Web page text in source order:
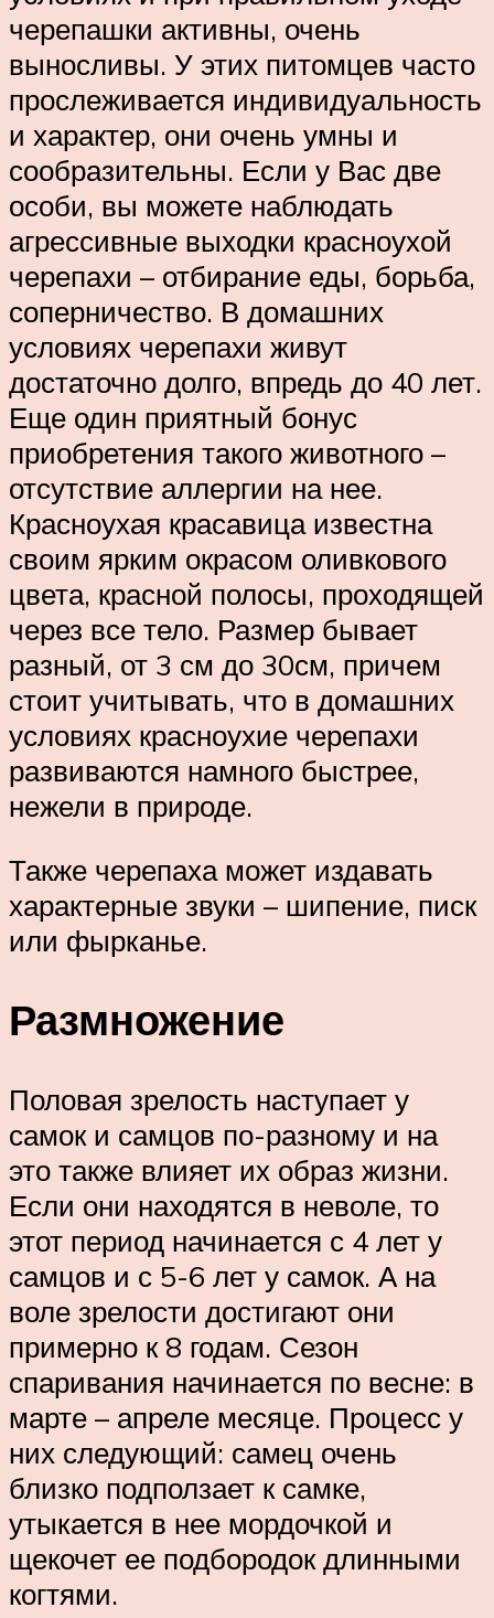
черепашки активны, очень
выносливы. У этих питомцев часто
прослеживается индивидуальность
и характер, они очень умны и
сообразительны. Если у Вас две
особи, вы можете наблюдать
агрессивные выходки красноухой
черепахи – отбирание еды, борьба,
соперничество. В домашних
условиях черепахи живут
достаточно долго, впредь до 40 лет.
Еще один приятный бонус
приобретения такого животного –
отсутствие аллергии на нее.
Красноухая красавица известна
своим ярким окрасом оливкового
цвета, красной полосы, проходящей
через все тело. Размер бывает
разный, от 3 см до 30см, причем
стоит учитывать, что в домашних
условиях красноухие черепахи
развиваются намного быстрее,
нежели в природе.
Также черепаха может издавать
характерные звуки – шипение, писк
или фырканье.
Размножение
Половая зрелость наступает у
самок и самцов по-разному и на
это также влияет их образ жизни.
Если они находятся в неволе, то
этот период начинается с 4 лет у
самцов и с 5-6 лет у самок. А на
воле зрелости достигают они
примерно к 8 годам. Сезон
спаривания начинается по весне: в
марте – апреле месяце. Процесс у
них следующий: самец очень
близко подползает к самке,
утыкается в нее мордочкой и
щекочет ее подбородок длинными
когтями.